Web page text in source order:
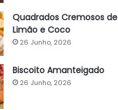
Quadrados Cremosos de
Limão e Coco
26 Junho, 2026
Biscoito Amanteigado
26 Junho, 2026